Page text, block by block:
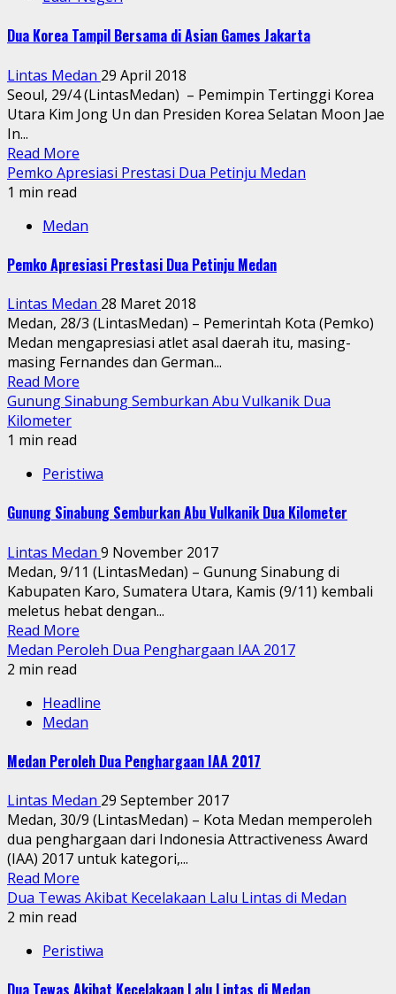
Dua Korea Tampil Bersama di Asian Games Jakarta
Lintas Medan 29 April 2018
Seoul, 29/4 (LintasMedan) – Pemimpin Tertinggi Korea
Utara Kim Jong Un dan Presiden Korea Selatan Moon Jae
In...
Read More
Pemko Apresiasi Prestasi Dua Petinju Medan
1 min read
Medan
Pemko Apresiasi Prestasi Dua Petinju Medan
Lintas Medan 28 Maret 2018
Medan, 28/3 (LintasMedan) – Pemerintah Kota (Pemko)
Medan mengapresiasi atlet asal daerah itu, masing-
masing Fernandes dan German...
Read More
Gunung Sinabung Semburkan Abu Vulkanik Dua
Kilometer
1 min read
Peristiwa
Gunung Sinabung Semburkan Abu Vulkanik Dua Kilometer
Lintas Medan 9 November 2017
Medan, 9/11 (LintasMedan) – Gunung Sinabung di
Kabupaten Karo, Sumatera Utara, Kamis (9/11) kembali
meletus hebat dengan...
Read More
Medan Peroleh Dua Penghargaan IAA 2017
2 min read
Headline
Medan
Medan Peroleh Dua Penghargaan IAA 2017
Lintas Medan 29 September 2017
Medan, 30/9 (LintasMedan) – Kota Medan memperoleh
dua penghargaan dari Indonesia Attractiveness Award
(IAA) 2017 untuk kategori,...
Read More
Dua Tewas Akibat Kecelakaan Lalu Lintas di Medan
2 min read
Peristiwa